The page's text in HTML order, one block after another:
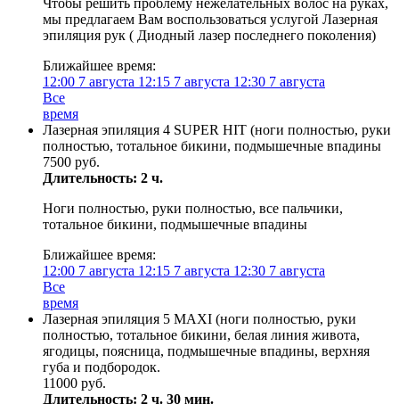
Чтобы решить проблему нежелательных волос на руках,
мы предлагаем Вам воспользоваться услугой Лазерная
эпиляция рук ( Диодный лазер последнего поколения)
Ближайшее время:
12:00 7 августа 12:15 7 августа 12:30 7 августа
Все
время
Лазерная эпиляция 4 SUPER HIT (ноги полностью, руки
полностью, тотальное бикини, подмышечные впадины
7500 руб.
Длительность: 2 ч.
Ноги полностью, руки полностью, все пальчики,
тотальное бикини, подмышечные впадины
Ближайшее время:
12:00 7 августа 12:15 7 августа 12:30 7 августа
Все
время
Лазерная эпиляция 5 MAXI (ноги полностью, руки
полностью, тотальное бикини, белая линия живота,
ягодицы, поясница, подмышечные впадины, верхняя
губа и подбородок.
11000 руб.
Длительность: 2 ч. 30 мин.